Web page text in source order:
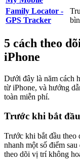
Family Locator -
GPS Tracker
5 cách theo
iPhone
Dưới đây là năm cách
từ iPhone, và hướng
toàn miễn phí.
Trước khi bắt
Trước khi bắt đầu theo
nhanh một số điểm
theo dõi vị trí không